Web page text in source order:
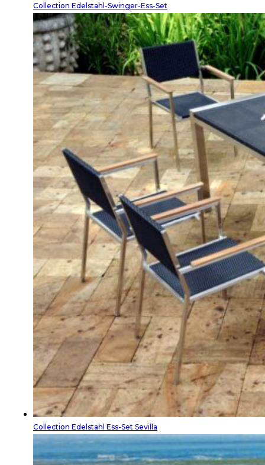
Collection Edelstahl-Swinger-Ess-Set
Collection Edelstahl Ess-Set Sevilla